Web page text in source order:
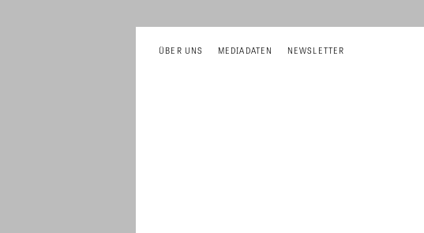
ÜBER UNS MEDIADATEN NEWSLETTER